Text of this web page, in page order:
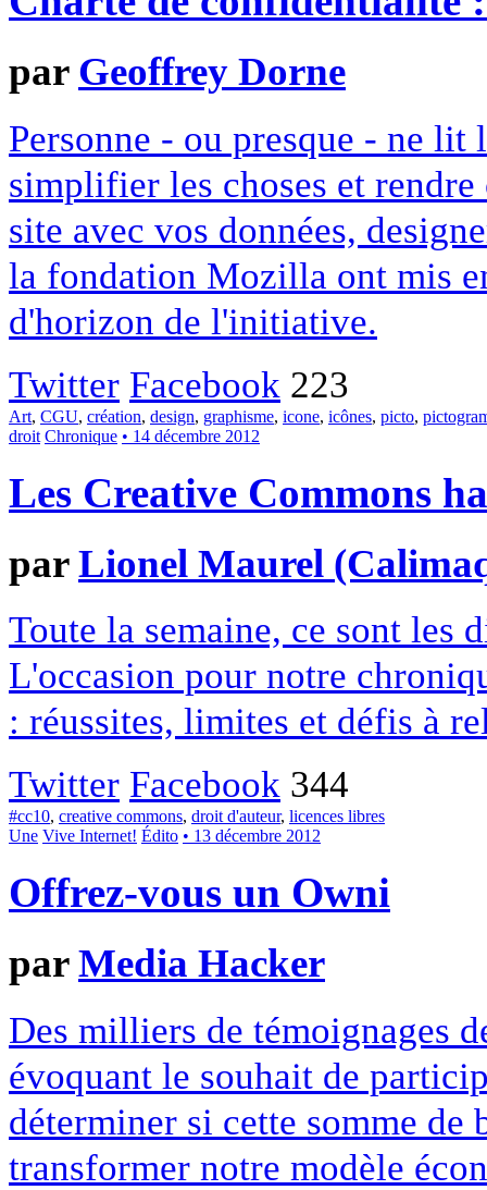
par Geoffrey Dorne
Personne - ou presque - ne
simplifier les choses et
site avec vos données,
la fondation Mozilla ont mis
d'horizon de l'initiative.
Twitter Facebook 223
Art, CGU, création, design, graphisme, icone, icônes, picto,
droit Chronique • 14 décembre 2012
Les Creative Commons
parLionel Maurel
Toute la semaine, ce sont les
L'occasion pour notre
: réussites, limites et défis à
Twitter Facebook 344
#cc10, creative commons, droit d'auteur, licences libres
Une Vive Internet! Édito • 13 décembre 2012
Offrez-vous un Owni
parMedia Hacker
Des milliers de témoignages
évoquant le souhait de
déterminer si cette somme
transformer notre modèle